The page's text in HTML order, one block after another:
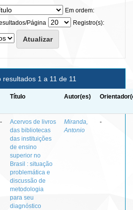
Em ordem:
Página
Registro(s):
resultados 1 a 11 de 11
Título Autor(es)
-
Acervos de livros
das bibliotecas
das instituições
de ensino
superior no
Brasil : situação
problemática e
discussão de
metodologia
para seu
diagnóstico
Miranda,
Antonio
-